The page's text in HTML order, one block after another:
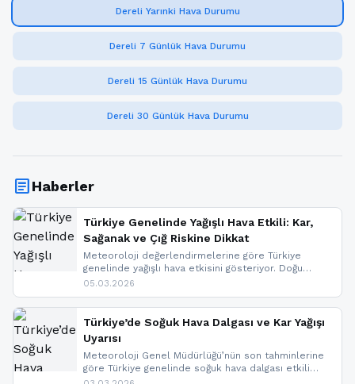
Dereli Yarınki Hava Durumu
Dereli 7 Günlük Hava Durumu
Dereli 15 Günlük Hava Durumu
Dereli 30 Günlük Hava Durumu
articleHaberler
Türkiye Genelinde Yağışlı Hava Etkili: Kar,
Sağanak ve Çığ Riskine Dikkat
Meteoroloji değerlendirmelerine göre Türkiye
genelinde yağışlı hava etkisini gösteriyor. Doğu
bölgelerinde kar yağışı beklenirken Marmara ve
ise çığ tehlikesi bulunuyor. İç kesimlerde sis ve pus
nedeniyle görüş mesafesinde azalma
yaşanabileceği belirtiliyor.
05.03.2026
Türkiye’de Soğuk Hava Dalgası ve Kar Yağışı
Uyarısı
Meteoroloji Genel Müdürlüğü’nün son tahminlerine
göre Türkiye genelinde soğuk hava dalgası etkili
oluyor. Birçok il için kar yağışı ve buzlanma uyarısı